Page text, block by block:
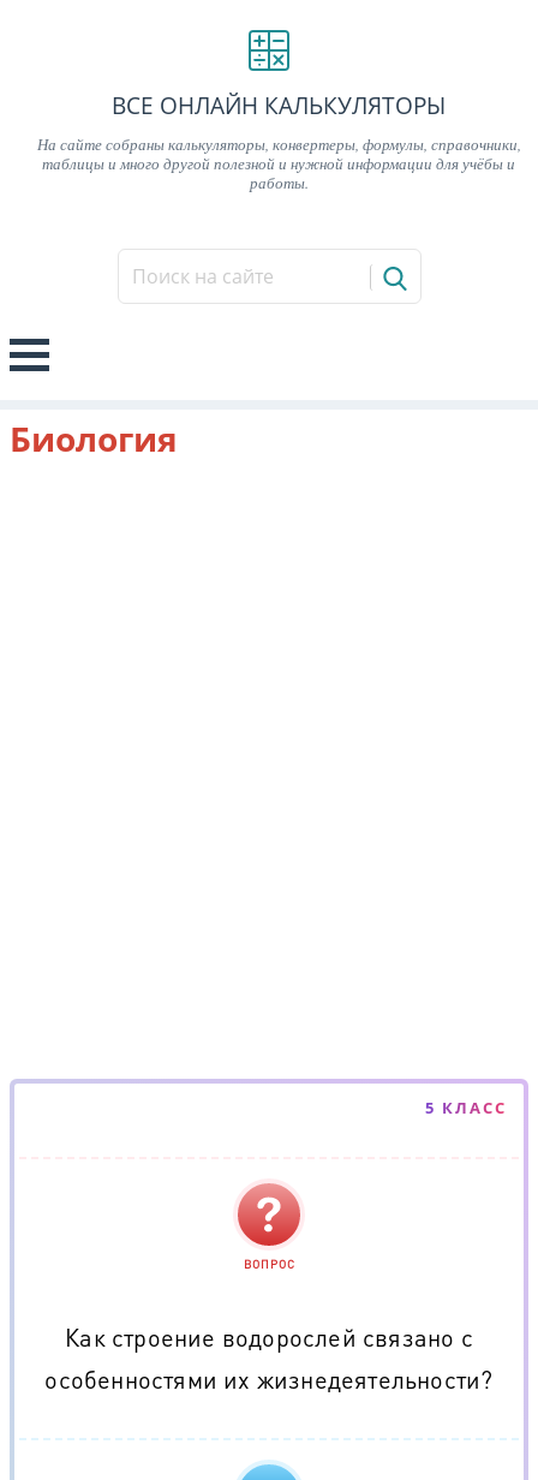
ВСЕ ОНЛАЙН КАЛЬКУЛЯТОРЫ
На сайте собраны калькуляторы, конвертеры, формулы, справочники,
таблицы и много другой полезной и нужной информации для учёбы и
работы.
Биология
5 КЛАСС
ВОПРОС
Как строение водорослей связано с
особенностями их жизнедеятельности?